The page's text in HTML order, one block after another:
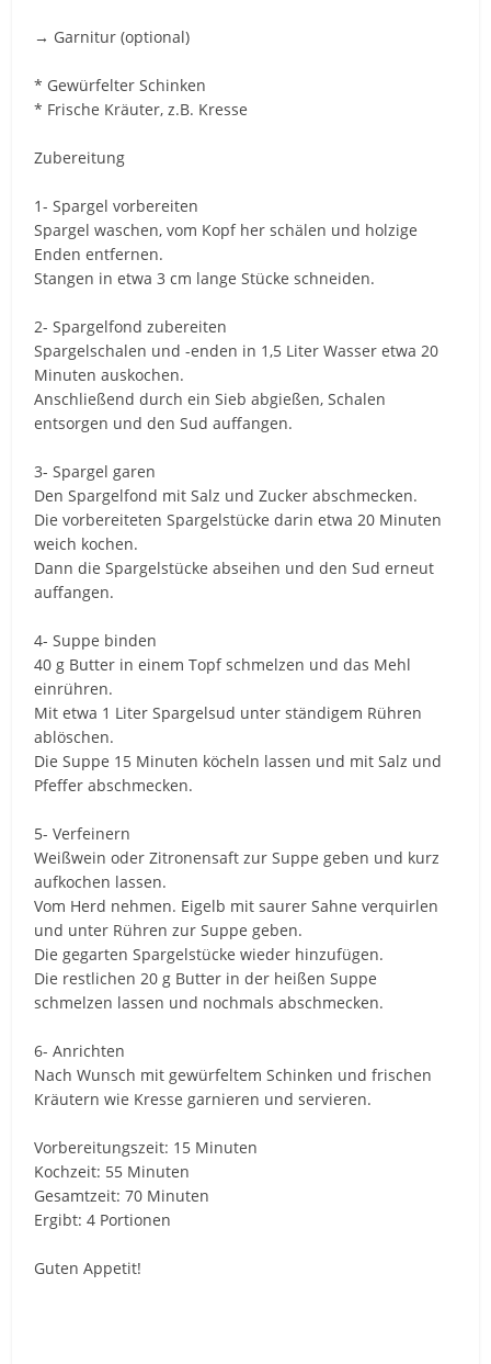
→ Garnitur (optional)
* Gewürfelter Schinken
* Frische Kräuter, z.B. Kresse
Zubereitung
1- Spargel vorbereiten
Spargel waschen, vom Kopf her schälen und holzige
Enden entfernen.
Stangen in etwa 3 cm lange Stücke schneiden.
2- Spargelfond zubereiten
Spargelschalen und -enden in 1,5 Liter Wasser etwa 20
Minuten auskochen.
Anschließend durch ein Sieb abgießen, Schalen
entsorgen und den Sud auffangen.
3- Spargel garen
Den Spargelfond mit Salz und Zucker abschmecken.
Die vorbereiteten Spargelstücke darin etwa 20 Minuten
weich kochen.
Dann die Spargelstücke abseihen und den Sud erneut
auffangen.
4- Suppe binden
40 g Butter in einem Topf schmelzen und das Mehl
einrühren.
Mit etwa 1 Liter Spargelsud unter ständigem Rühren
ablöschen.
Die Suppe 15 Minuten köcheln lassen und mit Salz und
Pfeffer abschmecken.
5- Verfeinern
Weißwein oder Zitronensaft zur Suppe geben und kurz
aufkochen lassen.
Vom Herd nehmen. Eigelb mit saurer Sahne verquirlen
und unter Rühren zur Suppe geben.
Die gegarten Spargelstücke wieder hinzufügen.
Die restlichen 20 g Butter in der heißen Suppe
schmelzen lassen und nochmals abschmecken.
6- Anrichten
Nach Wunsch mit gewürfeltem Schinken und frischen
Kräutern wie Kresse garnieren und servieren.
Vorbereitungszeit: 15 Minuten
Kochzeit: 55 Minuten
Gesamtzeit: 70 Minuten
Ergibt: 4 Portionen
Guten Appetit!